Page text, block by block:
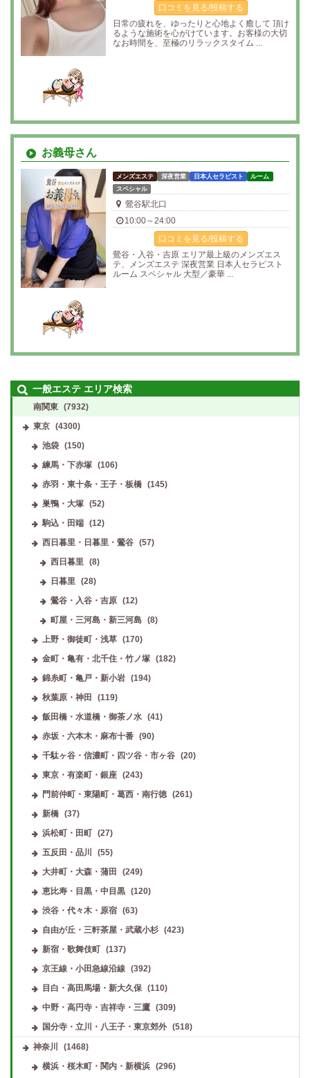
口コミを見る/投稿する
日常の疲れを、ゆったりと心地よく癒して 頂け
るような施術を心がけています。お客様の大切
なお時間を、至極のリラックスタイム ...
お義母さん
メンズエステ 深夜営業 日本人セラピスト
ルーム
スペシャル
鶯谷駅北口
10:00～24:00
口コミを見る/投稿する
鶯谷・入谷・吉原 エリア最上級のメンズエス
テ、メンズエステ 深夜営業 日本人セラピスト
ルーム スペシャル 大型／豪華 ...
一般エステ エリア検索
南関東 (7932)
東京 (4300)
池袋
(150)
練馬・下赤塚
(106)
赤羽・東十条・王子・板橋
(145)
巣鴨・大塚
(52)
駒込・田端
(12)
西日暮里・日暮里・鶯谷
(57)
西日暮里 (8)
日暮里 (28)
鶯谷・入谷・吉原 (12)
町屋・三河島・新三河島 (8)
上野・御徒町・浅草
(170)
金町・亀有・北千住・竹ノ塚
(182)
錦糸町・亀戸・新小岩
(194)
秋葉原・神田
(119)
飯田橋・水道橋・御茶ノ水
(41)
赤坂・六本木・麻布十番
(90)
千駄ヶ谷・信濃町・四ツ谷・市ヶ谷
(20)
東京・有楽町・銀座
(243)
門前仲町・東陽町・葛西・南行徳
(261)
新橋
(37)
浜松町・田町
(27)
五反田・品川
(55)
大井町・大森・蒲田
(249)
恵比寿・目黒・中目黒
(120)
渋谷・代々木・原宿
(63)
自由が丘・三軒茶屋・武蔵小杉
(423)
新宿・歌舞伎町
(137)
京王線・小田急線沿線
(392)
目白・高田馬場・新大久保
(110)
中野・高円寺・吉祥寺・三鷹
(309)
国分寺・立川・八王子・東京郊外
(518)
神奈川
(1468)
横浜・桜木町・関内・新横浜
(296)